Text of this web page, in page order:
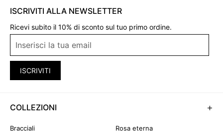
ISCRIVITI ALLA NEWSLETTER
Ricevi subito il 10% di sconto sul tuo primo ordine.
ISCRIVITI
COLLEZIONI +
Bracciali
Rosa eterna